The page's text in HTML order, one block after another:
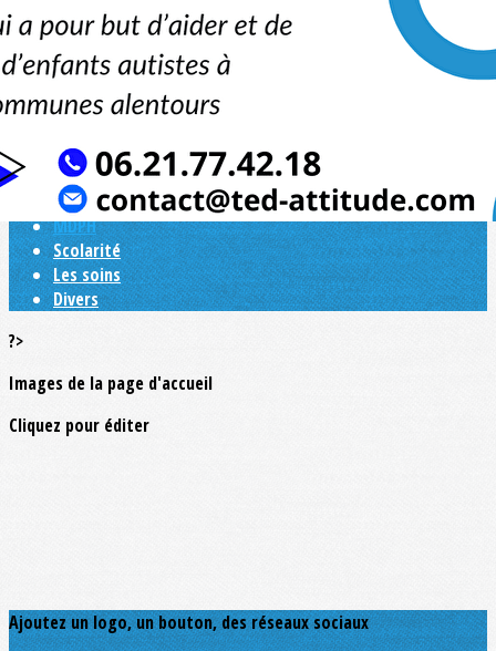
Exporter les lignes sélectionnées
Exporter toutes les colonnes
Exporter uniquement les colonnes affichées
Menu
>
Quelques pistes....
MDPH
Scolarité
Les soins
Divers
?>
Images de la page d'accueil
Cliquez pour éditer
Ajoutez un logo, un bouton, des réseaux sociaux